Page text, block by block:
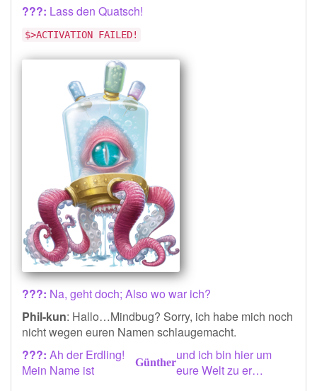
???: Lass den Quatsch!
$>ACTIVATION FAILED!
???: Na, geht doch; Also wo war ich?
Phil-kun: Hallo…Mindbug? Sorry, ich habe mich noch
nicht wegen euren Namen schlaugemacht.
???: Ah der Erdling!
Mein Name ist
Güntherund ich bin hier um
eure Welt zu er…